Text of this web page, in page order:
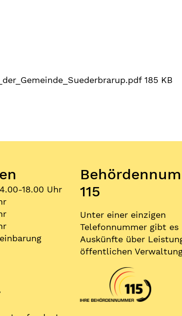
185 KB
18.00 Uhr
115
Unter einer einzigen
Telefonnummer gibt es
Auskünfte über
öffentlichen